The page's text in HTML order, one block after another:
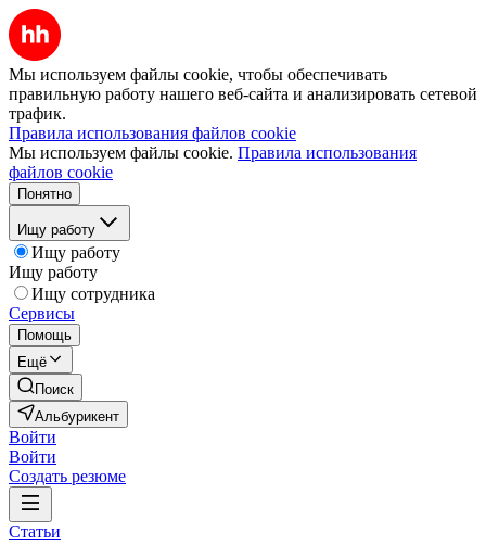
Мы используем файлы cookie, чтобы обеспечивать
правильную работу нашего веб-сайта и анализировать сетевой
трафик.
Правила использования файлов cookie
Мы используем файлы cookie. Правила использования
файлов cookie
Понятно
Ищу работу
Ищу работу
Ищу работу
Ищу сотрудника
Сервисы
Помощь
Ещё
Поиск
Альбурикент
Войти
Войти
Создать резюме
Статьи